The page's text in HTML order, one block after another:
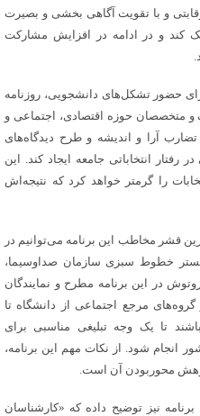
و با تقویت آگاهی بخشی و بصیرت
کند و در ادامه در افزایش مشارکت
حضور تشکل‌های دانشجویی، روزنامه
و متخصصان حوزه اقتصادی، اجتماعی و
آرا و اندیشه و طرح دیدگاه‌های
انتخاباتی جامعه ایجاد کند. این
را گرمتر خواهد کرد که نتیجه‌اش
قشر مخاطب این برنامه می‌توانیم در
خطوط سبزی سازمان صداوسیما،
در این برنامه مطرح و نمایندگان
مرجع اجتماعی از دانشگاه تا
تا یک وجه تبلیغی مناسبی برای
انجام شود. از نکات مهم این برنامه،
محور‌بودن آن است.
نیز توضیح داده که «کارشناسان